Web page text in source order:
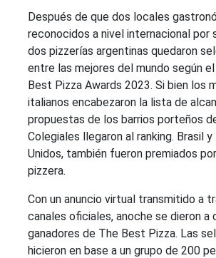
Después de que dos locales
reconocidos a nivel internacional por
dos pizzerías argentinas quedaron
entre las mejores del mundo según
Best Pizza Awards 2023. Si bien los
italianos encabezaron la lista de
propuestas de los barrios porteños
Colegiales llegaron al ranking. Brasil
Unidos, también fueron premiados
pizzera.
Con un anuncio virtual transmitido a
canales oficiales, anoche se dieron a
ganadores de The Best Pizza. Las
hicieron en base a un grupo de 200